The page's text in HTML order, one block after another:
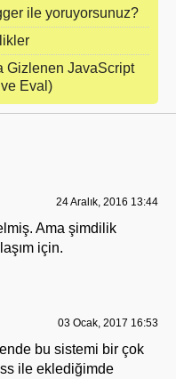
ile yoruyorsunuz?
Gizlenen JavaScript
Eval)
24 Aralık, 2016 13:44
Ama şimdilik
için.
03 Ocak, 2017 16:53
bu sistemi bir çok
ile eklediğimde